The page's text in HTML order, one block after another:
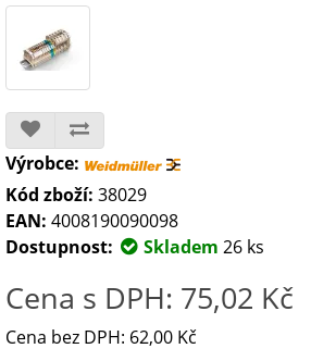
Výrobce:
Kód zboží: 38029
EAN: 4008190090098
Dostupnost:
Skladem 26 ks
Cena s DPH: 75,02 Kč
Cena bez DPH: 62,00 Kč